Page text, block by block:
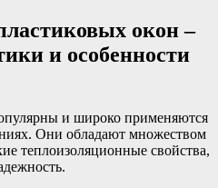
окон –
и особенности
и широко применяются
Они обладают множеством
теплоизоляционные свойства,